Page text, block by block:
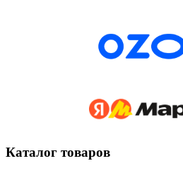
Каталог товаров